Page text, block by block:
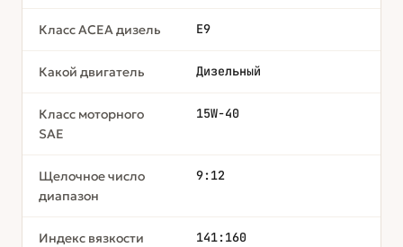
Класс ACEA дизель Е9
Какой двигатель Дизельный
Класс моторного
SAE
15W-40
Щелочное число
диапазон
9:12
Индекс вязкости
141:160